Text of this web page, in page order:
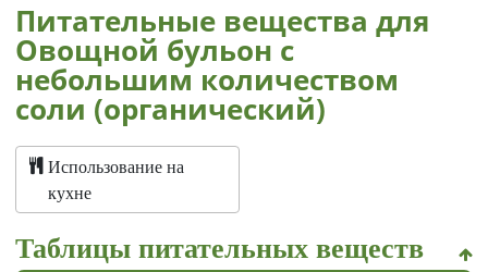
Питательные вещества для
Овощной бульон с
небольшим количеством
соли (органический)
Использование на
кухне
Таблицы питательных веществ